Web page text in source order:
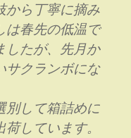
から丁寧に摘み
は春先の低温で
したが、先月か
サクランボにな
別して箱詰めに
しています。